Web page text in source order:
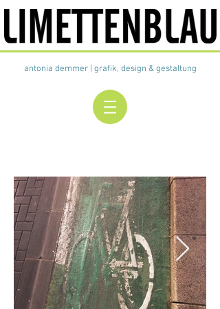
antonia demmer | grafik, design &gestaltung